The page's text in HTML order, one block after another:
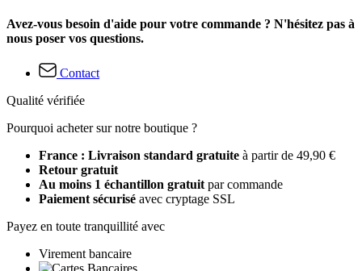
Avez-vous besoin d'aide pour votre commande ? N'hésitez pas à
nous poser vos questions.
Contact
Qualité vérifiée
Pourquoi acheter sur notre boutique ?
France : Livraison standard gratuite à partir de 49,90 €
Retour gratuit
Au moins 1 échantillon gratuitpar commande
Paiement sécurisé avec cryptage SSL
Payez en toute tranquillité avec
Virement bancaire